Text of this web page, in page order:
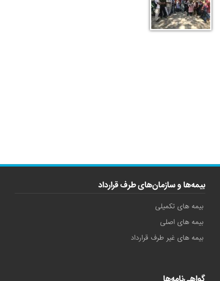
بیمه‌ها و سازمان‌های طرف قرارداد
بیمه های تکمیلی
بیمه های اصلی
بیمه های غیر طرف قرارداد